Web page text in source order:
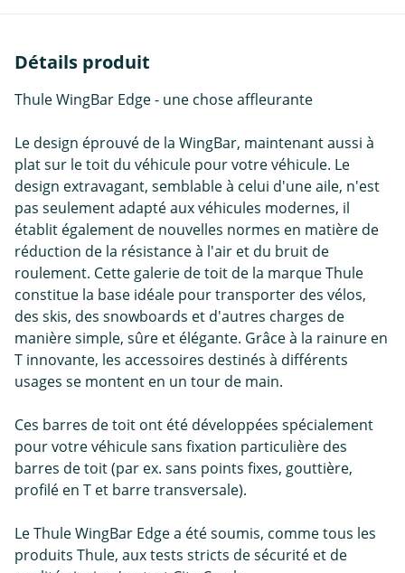
Détails produit
Thule WingBar Edge - une chose affleurante
Le design éprouvé de la WingBar, maintenant aussi à
plat sur le toit du véhicule pour votre véhicule. Le
design extravagant, semblable à celui d'une aile, n'est
pas seulement adapté aux véhicules modernes, il
établit également de nouvelles normes en matière de
réduction de la résistance à l'air et du bruit de
roulement. Cette galerie de toit de la marque Thule
constitue la base idéale pour transporter des vélos,
des skis, des snowboards et d'autres charges de
manière simple, sûre et élégante. Grâce à la rainure en
T innovante, les accessoires destinés à différents
usages se montent en un tour de main.
Ces barres de toit ont été développées spécialement
pour votre véhicule sans fixation particulière des
barres de toit (par ex. sans points fixes, gouttière,
profilé en T et barre transversale).
Le Thule WingBar Edge a été soumis, comme tous les
produits Thule, aux tests stricts de sécurité et de